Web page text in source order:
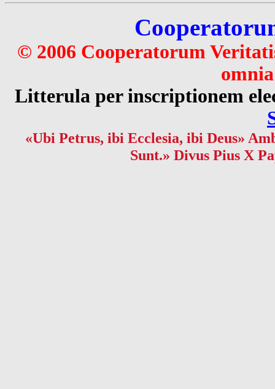
© 2006 Cooperatorum
Litterula per inscriptionem
«Ubi Petrus, ibi Ecclesia, ibi Deus»
Sunt.» Divus Pius X